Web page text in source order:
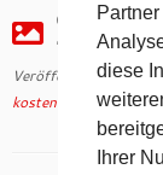
Veröffentlicht am10.
kostenfreie
diese
Ihrer